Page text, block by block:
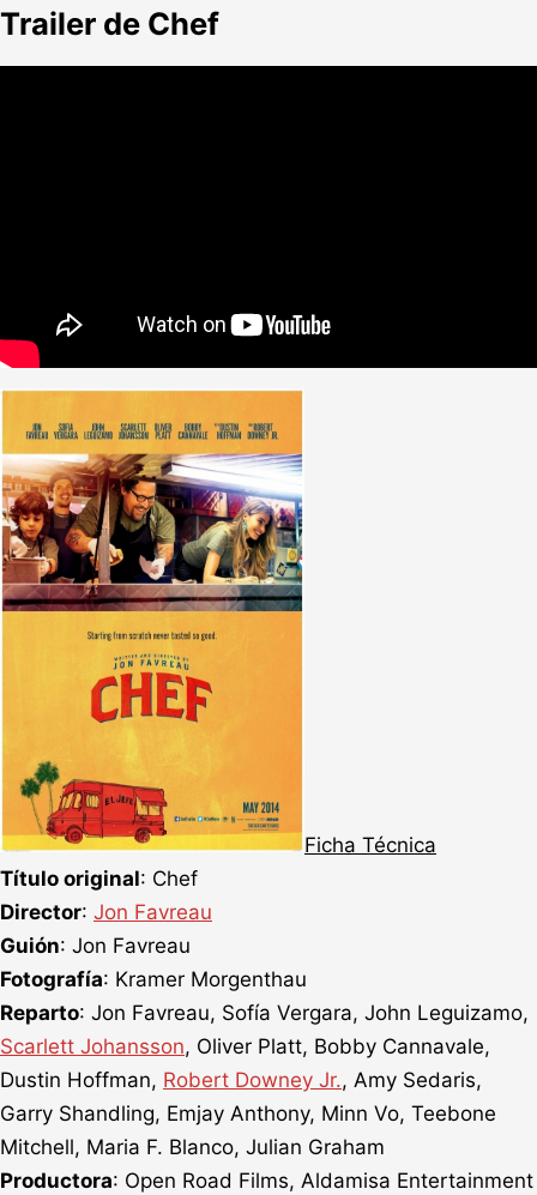
Trailer de Chef
Ficha Técnica
Título original: Chef
Director: Jon Favreau
Guión: Jon Favreau
Fotografía: Kramer Morgenthau
Reparto: Jon Favreau, Sofía Vergara, John Leguizamo,
Scarlett Johansson, Oliver Platt, Bobby Cannavale,
Dustin Hoffman, Robert Downey Jr., Amy Sedaris,
Garry Shandling, Emjay Anthony, Minn Vo, Teebone
Mitchell, Maria F. Blanco, Julian Graham
Productora: Open Road Films, Aldamisa Entertainment